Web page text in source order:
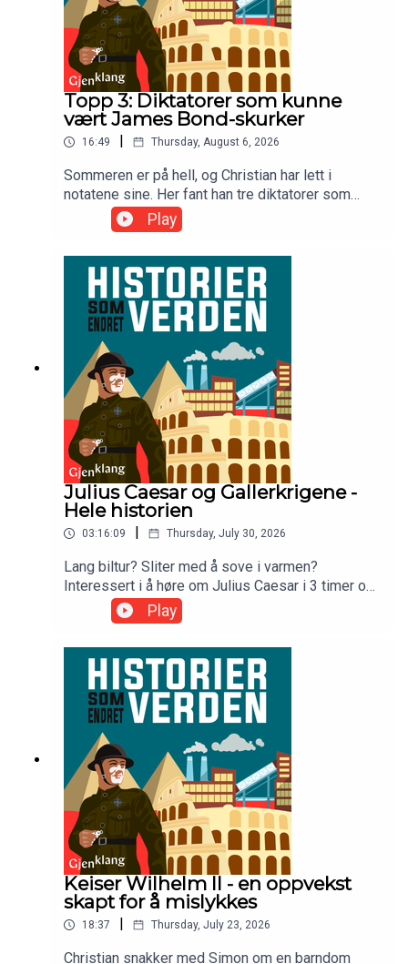
Topp 3: Diktatorer som kunne
vært James Bond-skurker
16:49 | Thursday, August 6, 2026
Sommeren er på hell, og Christian har lett i
notatene sine. Her fant han tre diktatorer som
kunne vært James Bond-skurker. Med i studio er
Simon Lynau.
Play
Julius Caesar og Gallerkrigene -
Hele historien
03:16:09 | Thursday, July 30, 2026
Lang biltur? Sliter med å sove i varmen?
Interessert i å høre om Julius Caesar i 3 timer og
20 minutter? Værsegod! Her har du alle
episodene samlet. Gjest: Olav
CarlssonProgramleder: Christian
KonglundProdusert av Gjenklang Studio
Play
Keiser Wilhelm II - en oppvekst
skapt for å mislykkes
18:37 Thursday, July 23, 2026
Christian snakker med Simon om en barndom